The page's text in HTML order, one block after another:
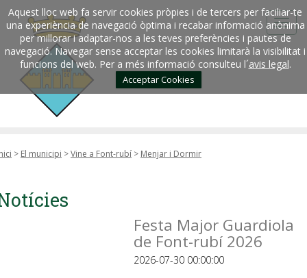
Aquest lloc web fa servir cookies pròpies i de tercers per faciliar-te
una experiència de navegació òptima i recabar informació anònima
per millorar i adaptar-nos a les teves preferències i pautes de
navegació. Navegar sense acceptar les cookies limitarà la visibilitat i
funcions del web. Per a més informació consulteu l´avis legal.
Acceptar Cookies
> El municipi >Vine a Font-rubí > Menjar i Dormir
Festa Major Guardiola
de Font-rubí 2026
2026-07-30 00:00:00